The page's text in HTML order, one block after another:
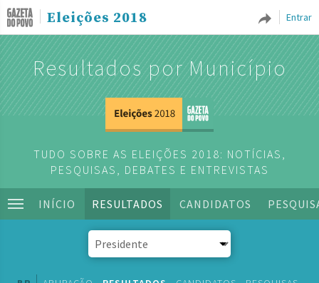
Entrar
Eleições 2018
Resultados por Município
TUDO SOBRE AS ELEIÇÕES 2018: NOTÍCIAS,
PESQUISAS, DEBATES E ENTREVISTAS
INÍCIO RESULTADOS CANDIDATOS